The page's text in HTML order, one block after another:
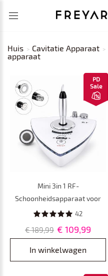
Huis Cavitatie Apparaat
apparaat
PD
Sale
Mini 3in 1 RF-
Schoonheidsapparaat voor
Gezicht en Oogcontour –
Rimpelverwijdering en
Huidversteviging
42
€ 189,99 € 109,99
In winkelwagen